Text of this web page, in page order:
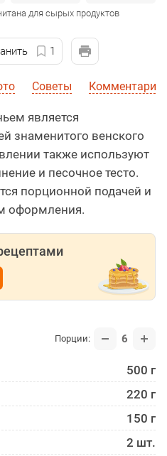
для сырых продуктов
1
Советы Комментарии
является
знаменитого венского
также используют
и песочное тесто.
порционной подачей и
оформления.
Порции: 6
500 г
220 г
150 г
2 шт.